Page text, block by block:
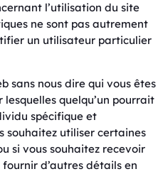
l’utilisation du site
ne sont pas autrement
un utilisateur particulier
sans nous dire qui vous êtes
quelqu’un pourrait
spécifique et
souhaitez utiliser certaines
si vous souhaitez recevoir
d’autres détails en